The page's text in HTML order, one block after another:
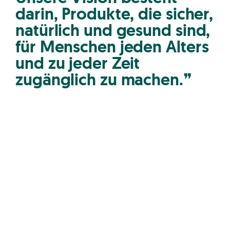
darin, Produkte, die sicher,
natürlich und gesund sind,
für Menschen jeden Alters
und zu jeder Zeit
zugänglich zu machen.